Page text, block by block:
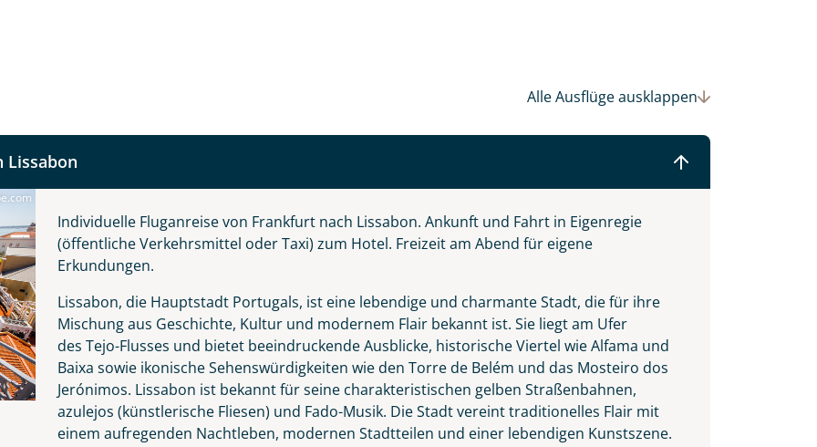
Instagram
Alle Ausflügeausklappen
Lissabon
Individuelle Fluganreise von Frankfurt nach Lissabon. Ankunft und Fahrt in Eigenregie
(öffentliche Verkehrsmittel oder Taxi) zum Hotel. Freizeit am Abend für eigene
Erkundungen.
Lissabon, die Hauptstadt Portugals, ist eine lebendige und charmante Stadt, die für ihre
Mischung aus Geschichte, Kultur und modernem Flair bekannt ist. Sie liegt am Ufer
des Tejo-Flusses und bietet beeindruckende Ausblicke, historische Viertel wie Alfama und
Baixa sowie ikonische Sehenswürdigkeiten wie den Torre de Belém und das Mosteiro dos
Jerónimos. Lissabon ist bekannt für seine charakteristischen gelben Straßenbahnen,
azulejos (künstlerische Fliesen) und Fado-Musik. Die Stadt vereint traditionelles Flair mit
einem aufregenden Nachtleben, modernen Stadtteilen und einer lebendigen Kunstszene.
Anzahl Kinder Alter